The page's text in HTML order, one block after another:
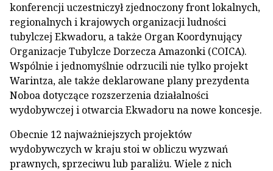
konferencji uczestniczył zjednoczony front lokalnych,
regionalnych i krajowych organizacji ludności
tubylczej Ekwadoru, a także Organ Koordynujący
Organizacje Tubylcze Dorzecza Amazonki (COICA).
Wspólnie i jednomyślnie odrzucili nie tylko projekt
Warintza, ale także deklarowane plany prezydenta
Noboa dotyczące rozszerzenia działalności
wydobywczej i otwarcia Ekwadoru na nowe koncesje.
Obecnie 12 najważniejszych projektów
wydobywczych w kraju stoi w obliczu wyzwań
prawnych, sprzeciwu lub paraliżu. Wiele z nich